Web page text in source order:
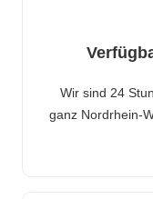
Wir sind 24
ganz Nordrhein-